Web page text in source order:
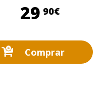
29 90€29,90 €
Comprar